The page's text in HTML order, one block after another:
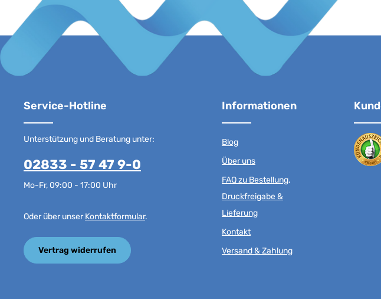
Service-Hotline
Unterstützung und Beratung unter:
02833 - 57 47 9-0
Mo-Fr, 09:00 - 17:00 Uhr
Oder über unserKontaktformular.
Vertrag widerrufen
Informationen
Blog
Über uns
FAQ zu Bestellung,
Druckfreigabe &
Lieferung
Kontakt
Versand & Zahlung